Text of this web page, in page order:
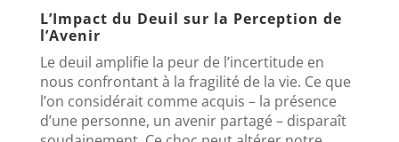
L’Impact du Deuil sur la Perception de
l’Avenir
Le deuil amplifie la peur de l’incertitude en
nous confrontant à la fragilité de la vie. Ce que
l’on considérait comme acquis – la présence
d’une personne, un avenir partagé – disparaît